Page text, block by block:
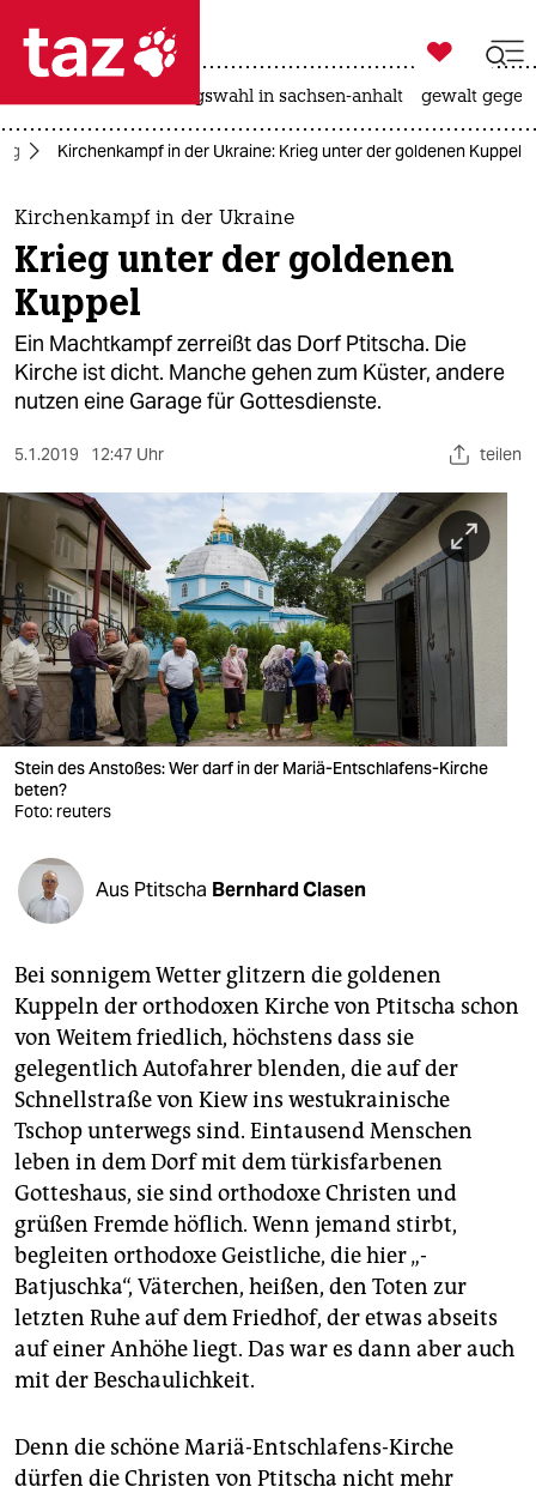
 taz zahl ich
taz zahl ich
themen
politik
öko
gesellschaft
sport
berlin
nord
wahrheit
verlag
verlag
veranstaltungen
fragen & hilfe
abo
genossenschaft
epaper login

taz zahl ich
landtagswahl in sachsen-anhalt gewalt
Kirchenkampf in der Ukraine: Krieg unter der goldenen Kuppel
Kirchenkampf in der Ukraine
Krieg unter der goldenen
Kuppel
Ein Machtkampf zerreißt das Dorf Ptitscha. Die
Kirche ist dicht. Manche gehen zum Küster, andere
nutzen eine Garage für Gottesdienste.
5.1.2019 12:47 Uhr teilen
Stein des Anstoßes: Wer darf in der Mariä-Entschlafens-Kirche
beten?
Foto: reuters
Aus Ptitscha Bernhard Clasen
Bei sonnigem Wetter glitzern die goldenen
Kuppeln der orthodoxen Kirche von Ptitscha schon
von Weitem friedlich, höchstens dass sie
gelegentlich Autofahrer blenden, die auf der
Schnellstraße von Kiew ins west­ukrai­ni­sche
Tschop unterwegs sind. Eintausend Menschen
leben in dem Dorf mit dem türkisfarbenen
Gotteshaus, sie sind orthodoxe Christen und
grüßen Fremde höflich. Wenn jemand stirbt,
begleiten orthodoxe Geistliche, die hier „­
Batjuschka“, ­Väterchen, heißen, den Toten zur
letzten Ruhe auf dem Friedhof, der etwas abseits
auf einer Anhöhe liegt. Das war es dann aber auch
mit der Beschaulichkeit.
Denn die schöne Mariä-Entschlafens-Kirche
dürfen die Christen von Ptitscha nicht mehr